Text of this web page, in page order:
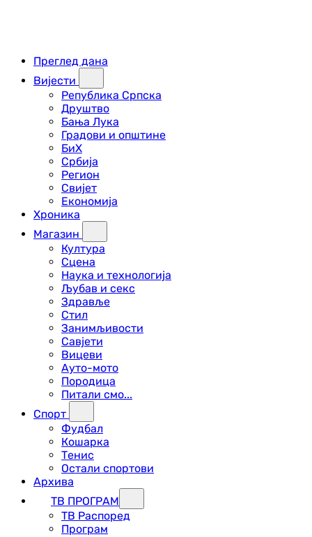
Преглед дана
Вијести
Република Српска
Друштво
Бања Лука
Градови и општине
БиХ
Србија
Регион
Свијет
Економија
Хроника
Магазин
Култура
Сцена
Наука и технологија
Љубав и секс
Здравље
Стил
Занимљивости
Савјети
Вицеви
Ауто-мото
Породица
Питали смо...
Спорт
Фудбал
Кошарка
Тенис
Остали спортови
Архива
ТВ ПРОГРАМ
ТВ Распоред
Програм